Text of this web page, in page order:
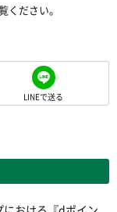
ください。
LINEで送る